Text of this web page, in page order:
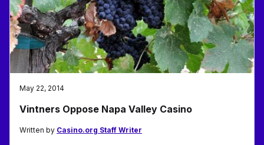
May 22, 2014
Vintners Oppose Napa Valley Casino
Written by Casino.org Staff Writer